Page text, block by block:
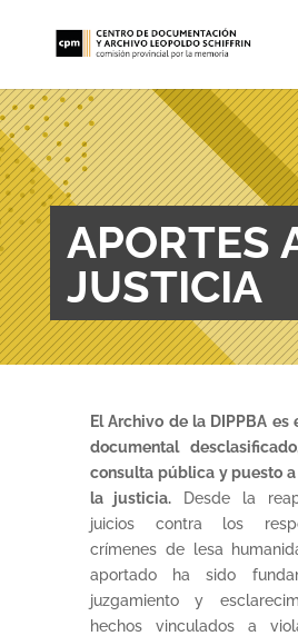
APORTES
JUSTICIA
El Archivo de la DIPPBA
documental
consulta pública y puesto
la justicia. Desde la
juicios contra los
crímenes de lesa
aportado ha sido
juzgamiento y
hechos vinculados a